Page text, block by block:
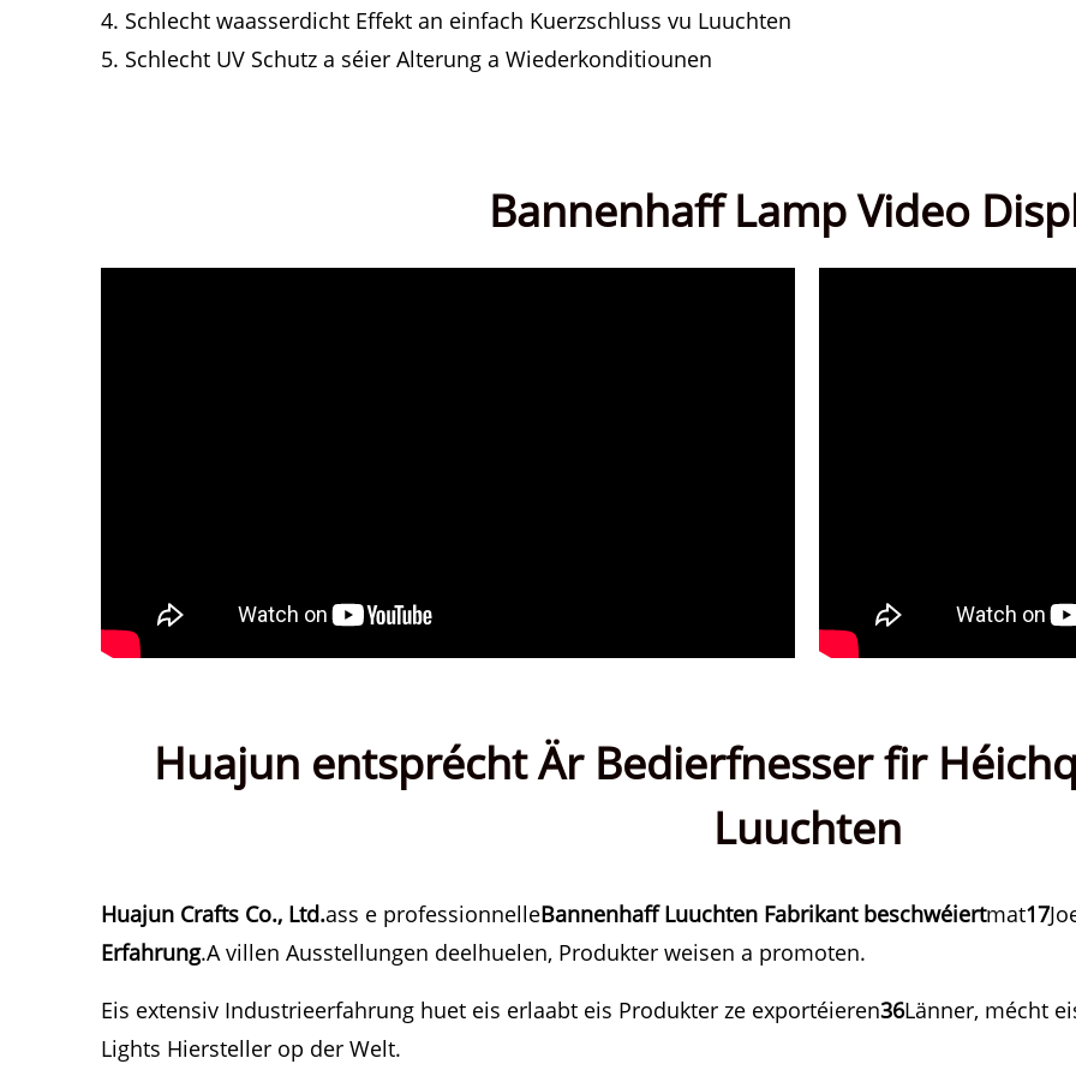
4. Schlecht waasserdicht Effekt an einfach Kuerzschluss vu Luuchten
5. Schlecht UV Schutz a séier Alterung a Wiederkonditiounen
Bannenhaff Lamp Video
Huajun entsprécht Är Bedierfnesser fir
Luuchten
Huajun Crafts Co., Ltd.ass e professionnelleBannenhaff Luuchten Fabrikant beschwéiertmat17
Erfahrung.A villen Ausstellungen deelhuelen, Produkter weisen a promoten.
Eis extensiv Industrieerfahrung huet eis erlaabt eis Produkter ze exportéieren36Länner, mécht
Lights Hiersteller op der Welt.